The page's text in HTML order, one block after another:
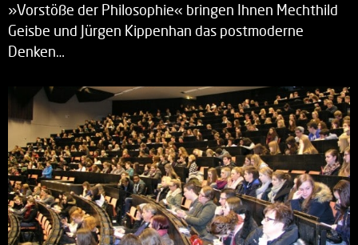
»Vorstöße der Philosophie« bringen Ihnen Mechthild
Geisbe und Jürgen Kippenhan das postmoderne
Denken…